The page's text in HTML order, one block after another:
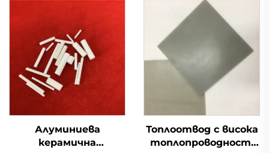
Алуминиева
керамична
Топлоотвод с висока
топлопроводност,